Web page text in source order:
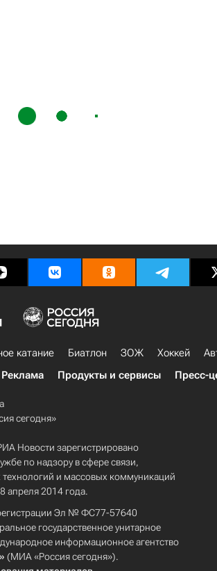
катание Биатлон ЗОЖ Хоккей
Реклама Продукты и сервисы Пресс-
сегодня»
Новости зарегистрировано
по надзору в сфере связи,
и массовых коммуникаций
апреля 2014 года.
Эл № ФС77-57640
государственное унитарное
информационное агентство
(МИА «Россия сегодня»).